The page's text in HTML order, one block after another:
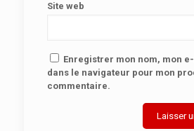
Site web
Enregistrer mon nom, mon
dans le navigateur pour mon
commentaire.